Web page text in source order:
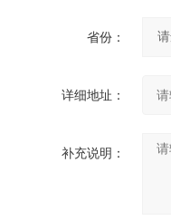
省份：
详细地址：
补充说明：